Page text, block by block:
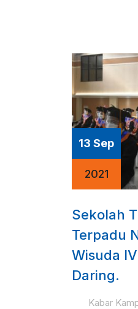
13 Sep
2021
Sekolah
Terpadu
Wisuda
Daring.
Kabar